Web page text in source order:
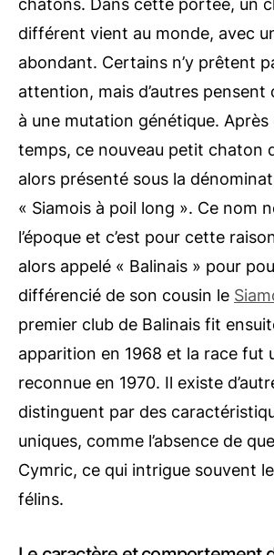
chatons. Dans cette portée, un
différent vient au monde, avec
abondant. Certains n’y prêtent
attention, mais d’autres pensent
à une mutation génétique. Après
temps, ce nouveau petit chaton
alors présenté sous la
« Siamois à poil long ». Ce nom
l’époque et c’est pour cette raison
alors appelé « Balinais » pour
différencié de son cousin le
premier club de Balinais fit
apparition en 1968 et la race fut
reconnue en 1970. Il existe
distinguent par des
uniques, comme l’absence de
Cymric, ce qui intrigue souvent
félins.